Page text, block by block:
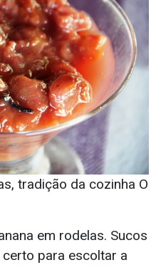
tradição da cozinha O
em rodelas. Sucos
para escoltar a